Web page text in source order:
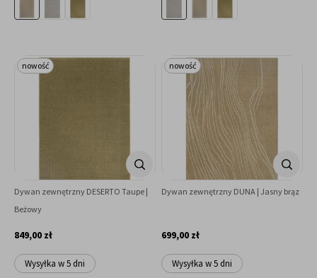
Dywan zewnętrzny DESERTO Taupe |
Beżowy
849,00 zł
Wysyłka w 5 dni
nowość
Dywan zewnętrzny DUNA | Jasny brąz
699,00 zł
Wysyłka w 5 dni
nowość